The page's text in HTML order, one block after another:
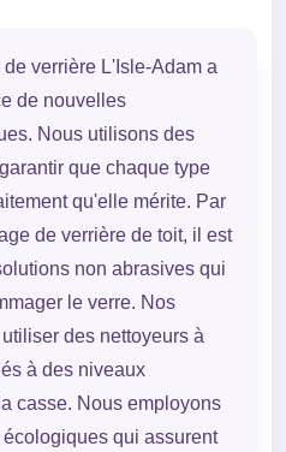
verrière L'Isle-Adam a
de nouvelles
Nous utilisons des
que chaque type
qu'elle mérite. Par
de verrière de toit, il est
non abrasives qui
le verre. Nos
des nettoyeurs à
à des niveaux
casse. Nous employons
qui assurent